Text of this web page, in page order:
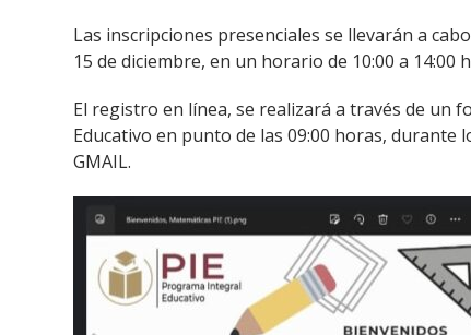
Las inscripciones presenciales se llevarán a
15 de diciembre, en un horario de 10:00 a 14:00
El registro en línea, se realizará a través de un
Educativo en punto de las 09:00 horas, durante
GMAIL.